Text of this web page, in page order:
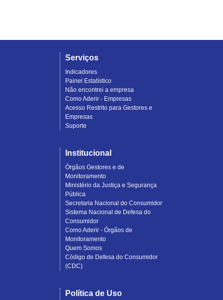
Serviços
Indicadores
Painel Estatístico
Não encontrei a empresa
Como Aderir - Empresas
Acesso Restrito para Gestores e
Empresas
Suporte
Institucional
Órgãos Gestores e de
Monitoramento
Ministério da Justiça e Segurança
Pública
Secretaria Nacional do Consumidor
Sistema Nacional de Defesa do
Consumidor
Como Aderir - Órgãos de
Monitoramento
Quem Somos
Código de Defesa do Consumidor
(CDC)
Política de Uso